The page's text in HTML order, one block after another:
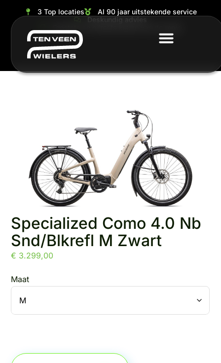
3 Top locaties
Al 90 jaar uitstekende service
Deskundig advies
Specialized Como 4.0 Nb
Snd/Blkrefl M Zwart
€ 3.299,00
Maat